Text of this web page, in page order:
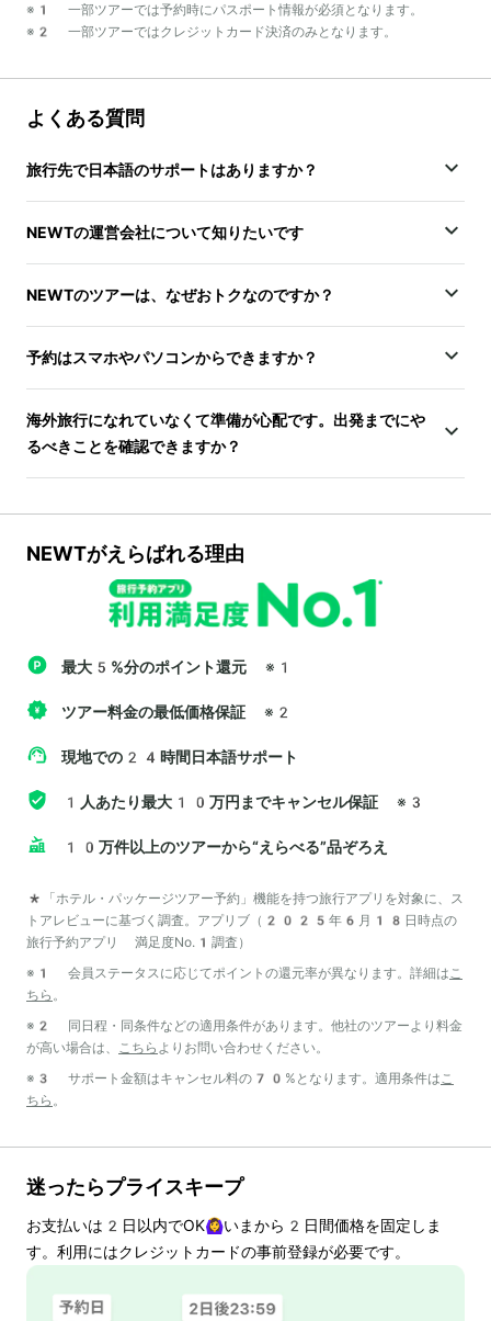
※1 一部ツアーでは予約時にパスポート情報が必須となります。
※2 一部ツアーではクレジットカード決済のみとなります。
よくある質問
旅行先で日本語のサポートはありますか？
NEWTの運営会社について知りたいです
NEWTのツアーは、なぜおトクなのですか？
予約はスマホやパソコンからできますか？
海外旅行になれていなくて準備が心配です。出発までにや
るべきことを確認できますか？
NEWTがえらばれる理由
最大5%分のポイント還元 ※1
ツアー料金の最低価格保証 ※2
現地での24時間日本語サポート
1人あたり最大10万円までキャンセル保証 ※3
10万件以上のツアーから“えらべる”品ぞろえ
*「ホテル・パッケージツアー予約」機能を持つ旅行アプリを対象に、ス
トアレビューに基づく調査。アプリブ（2025年6月18日時点の
旅行予約アプリ 満足度No.1調査）
※1 会員ステータスに応じてポイントの還元率が異なります。詳細は こ
ちら 。
※2 同日程・同条件などの適用条件があります。他社のツアーより料金
が高い場合は、
こちら よりお問い合わせください。
※3 サポート金額はキャンセル料の70%となります。適用条件は こ
ちら 。
迷ったらプライスキープ
お支払いは 2 日以内でOK🙆‍♀️いまから 2 日間価格を固定しま
す。利用にはクレジットカードの事前登録が必要です。